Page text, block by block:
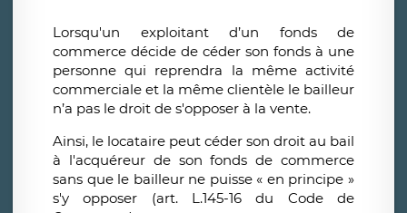
Lorsqu'un exploitant d’un fonds de
commerce décide de céder son fonds à une
personne qui reprendra la même activité
commerciale et la même clientèle le bailleur
n’a pas le droit de s'opposer à la vente.
Ainsi, le locataire peut céder son droit au bail
à l'acquéreur de son fonds de commerce
sans que le bailleur ne puisse « en principe »
s'y opposer (art. L.145-16 du Code de